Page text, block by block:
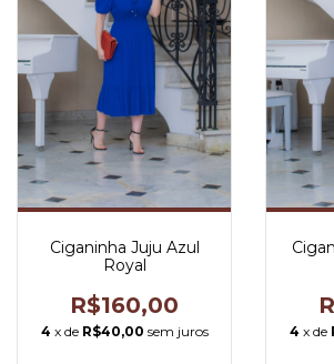
Ciganinha Juju Azul
Royal
R$160,00
4 x de R$40,00 sem juros 4 x de